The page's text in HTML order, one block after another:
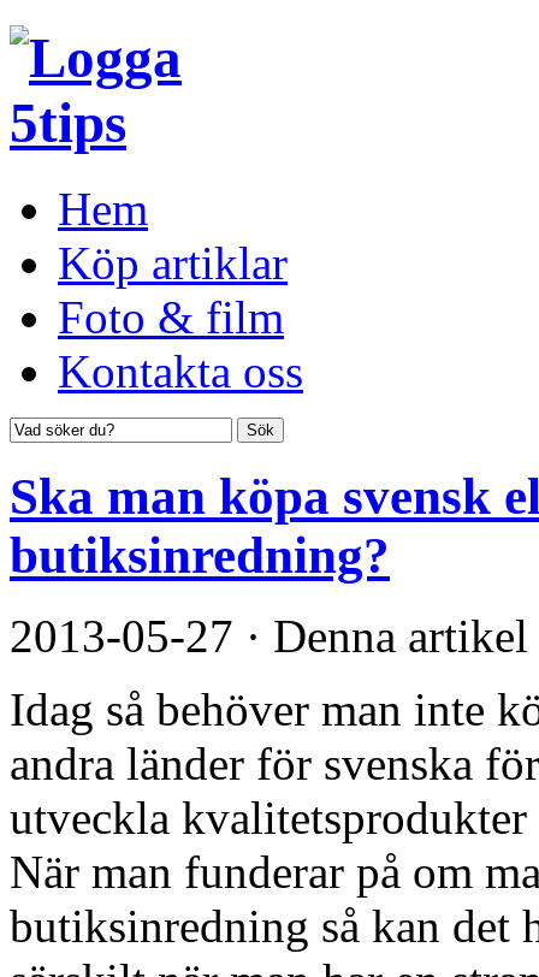
Hem
Köp artiklar
Foto & film
Kontakta oss
Ska man köpa svensk
butiksinredning?
2013-05-27 · Denna
Idag så behöver man inte
andra länder för svenska
utveckla
När man funderar på om
butiksinredning så kan det